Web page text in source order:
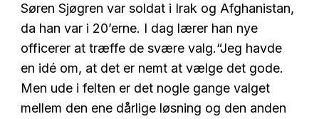
Søren Sjøgren var soldat i Irak og Afghanistan,
da han var i 20’erne. I dag lærer han nye
officerer at træffe de svære valg.“Jeg havde
en idé om, at det er nemt at vælge det gode.
Men ude i felten er det nogle gange valget
mellem den ene dårlige løsning og den anden